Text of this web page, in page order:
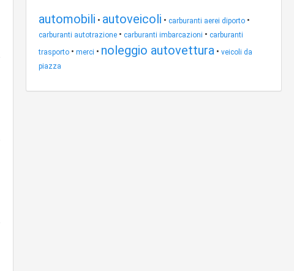
automobili • autoveicoli • carburanti aerei diporto •
carburanti autotrazione • carburanti imbarcazioni • carburanti
trasporto • merci • noleggio autovettura • veicoli da
piazza